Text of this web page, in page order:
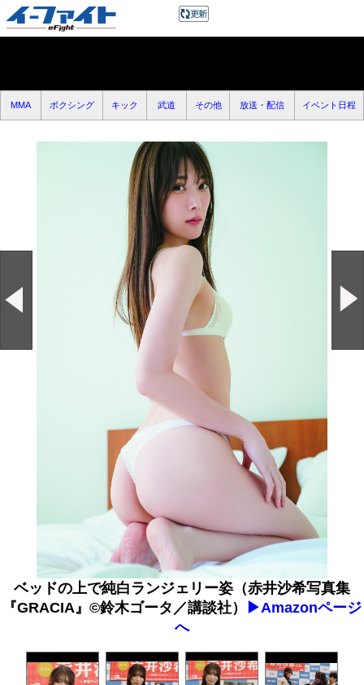
MMA ボクシング キック 武道 その他 放送・配信 イベント日程
ベッドの上で純白ランジェリー姿（赤井沙希写真集
『GRACIA』©︎鈴木ゴータ／講談社）
▶︎Amazonページ
へ